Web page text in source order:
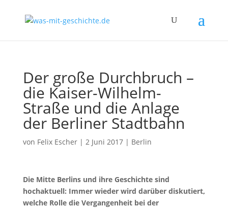
Der große Durchbruch –
die Kaiser-Wilhelm-
Straße und die Anlage
der Berliner Stadtbahn
von Felix Escher| 2 Juni 2017| Berlin
Die Mitte Berlins und ihre Geschichte sind
hochaktuell: Immer wieder wird darüber diskutiert,
welche Rolle die Vergangenheit bei der